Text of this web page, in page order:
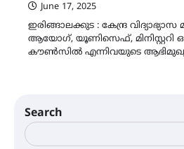
June 17, 2025
ഇരിങ്ങാലക്കുട : കേന്ദ്ര വിദ്യാഭ്യാസ
ആയോഗ്, യൂണിസെഫ്,
കൗൺസിൽ എന്നിവയുടെ
Search